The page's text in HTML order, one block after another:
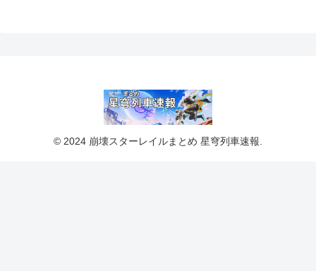
© 2024 崩壊スターレイルまとめ 星穹列車速報.